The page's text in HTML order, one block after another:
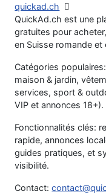
quickad.ch
QuickAd.ch est une
gratuites pour
en Suisse romande
Catégories
maison & jardin,
services, sport &
VIP et annonces 18+).
Fonctionnalités clés:
rapide, annonces
guides pratiques, et
visibilité.
Contact: